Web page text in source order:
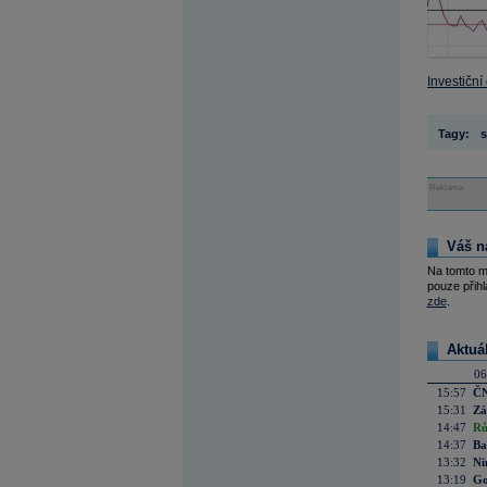
Tagy:
Reklama
Váš
Na tomto
pouze
zde.
15:57
15:31
14:47
14:37
13:32
13:19